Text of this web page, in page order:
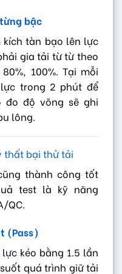
bậc
kích tàn bạo lên lực
gia tải từ từ theo
100%. Tại mỗi
trong 2 phút để
độ võng sẽ ghi
lông.
thất bại thử tải
thành công tốt
test là kỹ năng
QC.
(Pass)
kéo bằng 1.5 lần
quá trình giữ tải